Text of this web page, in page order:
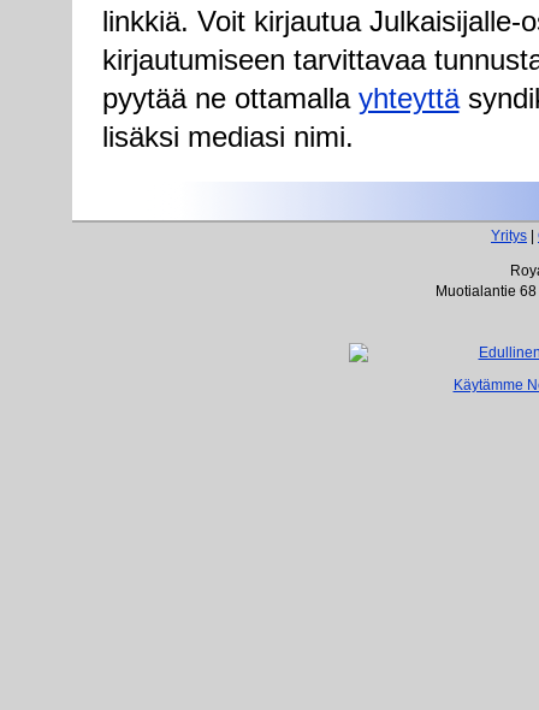
linkkiä. Voit kirjautua Julkaisijalle-
kirjautumiseen tarvittavaa
pyytää ne ottamalla yhteyttä
lisäksi mediasi nimi.
Yritys
Muotialantie
Käytämme